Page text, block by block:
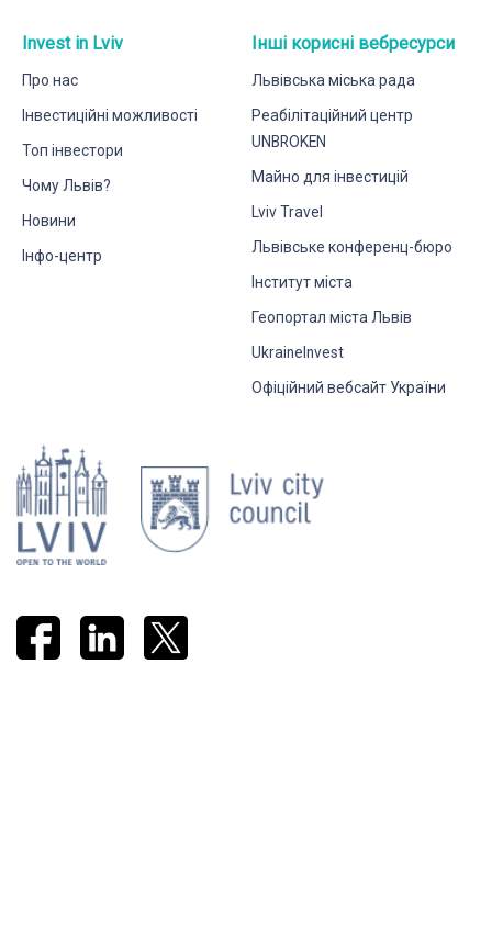
Invest in Lviv
Про нас
Інвестиційні можливості
Топ інвестори
Чому Львів?
Новини
Інфо-центр
Інші корисні вебресурси
Львівська міська рада
Реабілітаційний центр
UNBROKEN
Майно для інвестицій
Lviv Travel
Львівське конференц-бюро
Інститут міста
Геопортал міста Львів
UkraineInvest
Офіційний вебсайт України